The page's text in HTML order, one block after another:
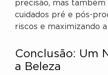
precisão, mas
cuidados pré e pós-
riscos e maximizando
Conclusão: Um
a Beleza